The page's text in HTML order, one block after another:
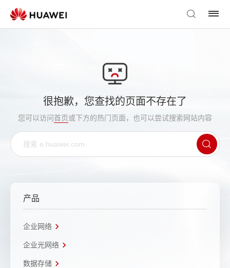
很抱歉，您查找的页面不存在了
您可以访问首页或下方的热门页面，也可以尝试搜索网站内容
产品
企业网络
企业光网络
数据存储